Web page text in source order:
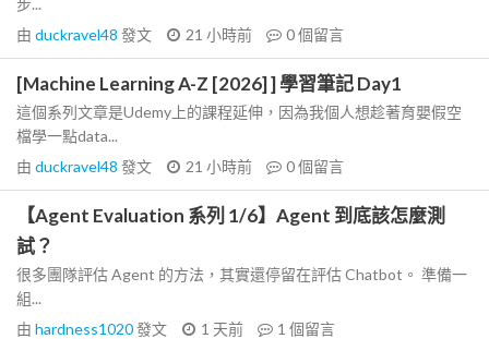
步...
由 duckravel48 發文 21 小時前 0個留言
[Machine Learning A-Z [2026] ] 學習筆記 Day1
這個系列文章是Udemy上的課程延伸，因為我個人想趁著育嬰假空
檔學一點data...
由 duckravel48 發文 21 小時前 0個留言
【Agent Evaluation 系列 1/6】Agent 到底該怎麼測
試？
很多團隊評估 Agent 的方法，其實還停留在評估 Chatbot。 準備一
組...
由 hardness1020發文 1 天前 1 個留言